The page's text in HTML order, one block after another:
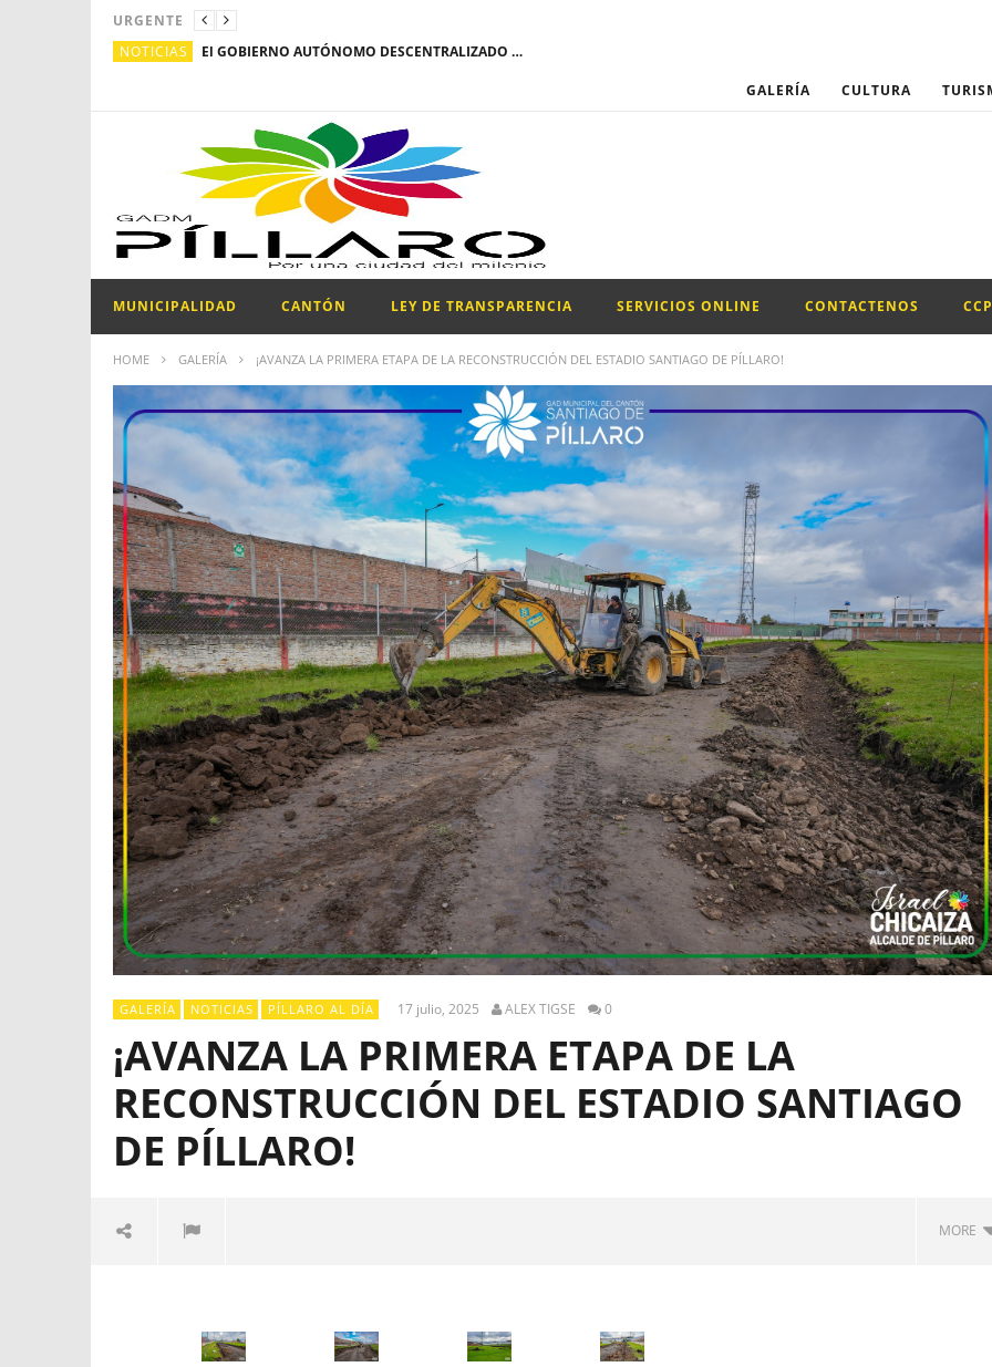
URGENTE
NOTICIAS
El GOBIERNO AUTÓNOMO DESCENTRALIZADO MUNICIPAL DEL CANTÓN SANTIAGO DE PÍLLARO convoca a través del Portal Institucional del Servicio Nacional de Contratación Pública, la participación para el proceso de “CONTRATACIÓN DE UN PROMOTOR PARA LA EJECUCIÓN DEL PROYECTO DE LA CONFRATERNIDAD CULTURAL PILLAREÑA 2026.”
GALERÍA CULTURA
MUNICIPALIDAD CANTÓN LEY DE TRANSPARENCIA SERVICIOS ONLINE CONTACTENOS
HOME GALERÍA ¡AVANZA LA PRIMERA ETAPA DE LA RECONSTRUCCIÓN DEL ESTADIO SANTIAGO DE PÍLLARO!
GALERÍA NOTICIAS PÍLLARO AL DÍA 17 julio, 2025 ALEX TIGSE 0
¡AVANZA LA PRIMERA ETAPA DE LA
RECONSTRUCCIÓN DEL ESTADIO SANTIAGO
DE PÍLLARO!
MORE
CANTÓN SANTIAGO DE PÍLLARO
convoca a través del Portal